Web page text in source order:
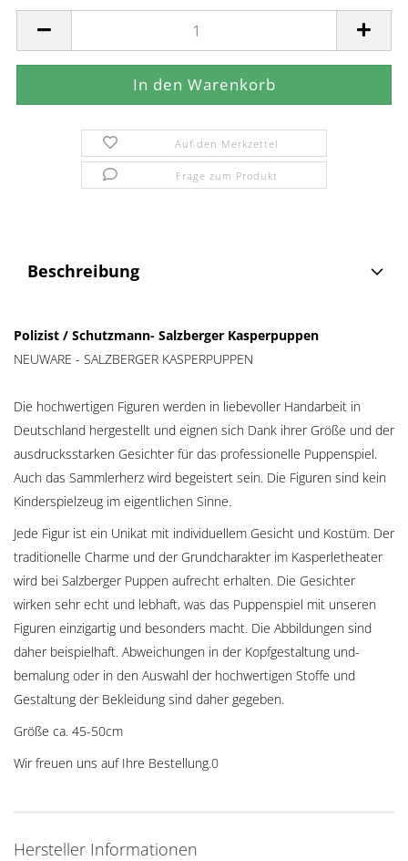
Auf den Merkzettel
Frage zum Produkt
Beschreibung
Polizist / Schutzmann- Salzberger Kasperpuppen
NEUWARE - SALZBERGER KASPERPUPPEN
Die hochwertigen Figuren werden in liebevoller Handarbeit in
Deutschland hergestellt und eignen sich Dank ihrer Größe und der
ausdrucksstarken Gesichter für das professionelle Puppenspiel.
Auch das Sammlerherz wird begeistert sein. Die Figuren sind kein
Kinderspielzeug im eigentlichen Sinne.
Jede Figur ist ein Unikat mit individuellem Gesicht und Kostüm. Der
traditionelle Charme und der Grundcharakter im Kasperletheater
wird bei Salzberger Puppen aufrecht erhalten. Die Gesichter
wirken sehr echt und lebhaft, was das Puppenspiel mit unseren
Figuren einzigartig und besonders macht. Die Abbildungen sind
daher beispielhaft. Abweichungen in der Kopfgestaltung und-
bemalung oder in den Auswahl der hochwertigen Stoffe und
Gestaltung der Bekleidung sind daher gegeben.
Größe ca. 45-50cm
Wir freuen uns auf Ihre Bestellung.0
Hersteller Informationen